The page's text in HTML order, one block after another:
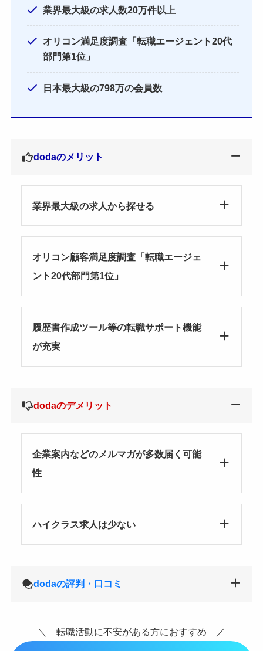
業界最大級の求人数20万件以上
オリコン満足度調査「転職エージェント20代
部門第1位」
日本最大級の798万の会員数
dodaのメリット
業界最大級の求人から探せる
オリコン顧客満足度調査「転職エージェ
ント20代部門第1位」
履歴書作成ツール等の転職サポート機能
が充実
dodaのデメリット
企業案内などのメルマガが多数届く可能
性
ハイクラス求人は少ない
dodaの評判・口コミ
＼ 転職活動に不安がある方におすすめ ／